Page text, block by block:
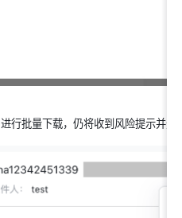
进行批量下载，仍将收到风险提示并无